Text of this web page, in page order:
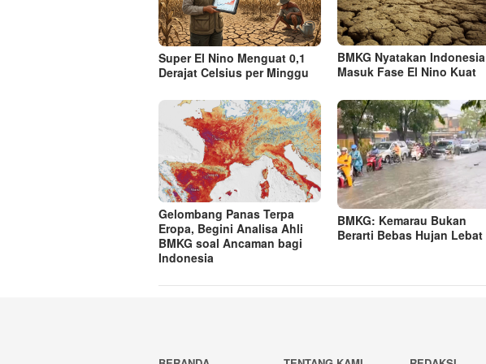
Super El Nino Menguat 0,1
Derajat Celsius per Minggu
BMKG Nyatakan Indonesia
Masuk Fase El Nino Kuat
Gelombang Panas Terpa
Eropa, Begini Analisa Ahli
BMKG soal Ancaman bagi
Indonesia
BMKG: Kemarau Bukan
Berarti Bebas Hujan Lebat